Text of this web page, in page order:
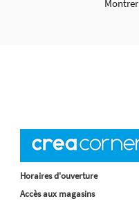
Montrer
Horaires d'ouverture
Accès aux magasins